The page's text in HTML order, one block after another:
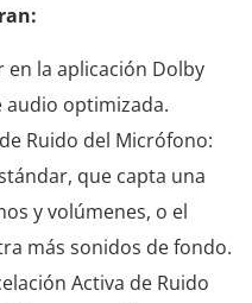
en la aplicación Dolby
audio optimizada.
Ruido del Micrófono:
que capta una
y volúmenes, o el
más sonidos de fondo.
Activa de Ruido